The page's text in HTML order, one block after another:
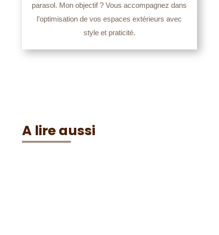
parasol. Mon objectif ? Vous accompagnez dans
l’optimisation de vos espaces extérieurs avec
style et praticité.
A lire aussi